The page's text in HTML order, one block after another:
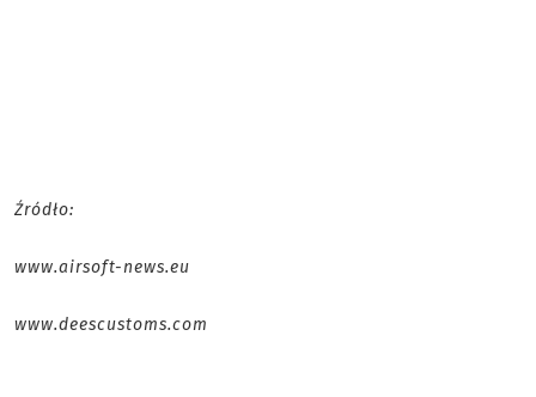
Źródło:
www.airsoft-news.eu
www.deescustoms.com